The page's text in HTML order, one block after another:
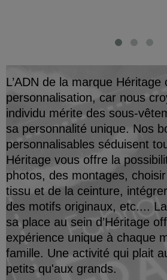
L’ADN de la marque Héritage
personnalisation, car nous
individu mérite des sous-
sa personnalité unique. Nos
personnalisables séduisent
Héritage vous offre la
photos, des montages,
tissu et de la ceinture,
des motifs originaux, etc....
sa place au sein d’Héritage
expérience unique à chaque
famille. Une activité qui plait
petits qu'aux grands.